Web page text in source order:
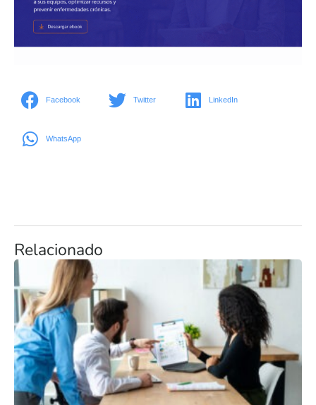
Facebook Twitter LinkedIn
WhatsApp
Relacionado